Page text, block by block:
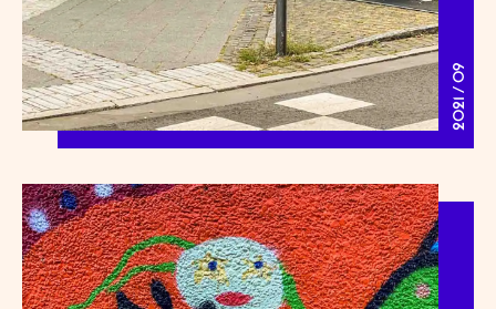
2021 / 09